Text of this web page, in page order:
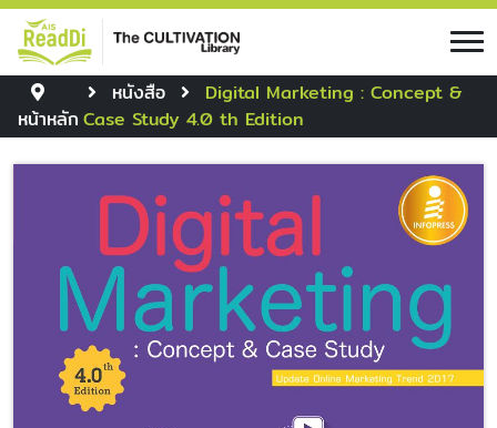
หน้าหลัก
หนังสือ
Digital Marketing : Concept &
Case Study 4.0 th Edition